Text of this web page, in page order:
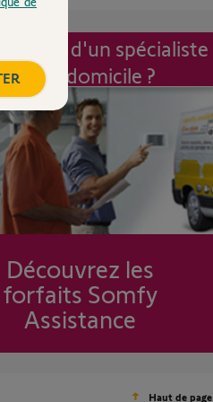
d'un spécialiste
à mon domicile ?
Découvrez les
forfaits Somfy
Assistance
Haut de page